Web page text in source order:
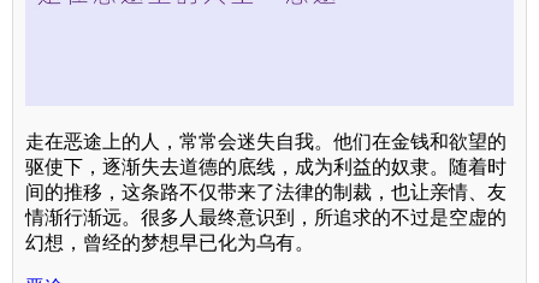
走在恶途上的人，常常会迷失自我。他们在金钱和欲望的
驱使下，逐渐失去道德的底线，成为利益的奴隶。随着时
间的推移，这条路不仅带来了法律的制裁，也让亲情、友
情渐行渐远。很多人最终意识到，所追求的不过是空虚的
幻想，曾经的梦想早已化为乌有。